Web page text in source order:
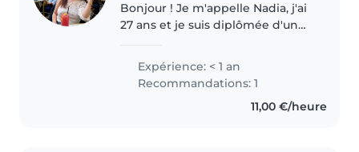
Bonjour ! Je m'appelle Nadia, j'ai
27 ans et je suis diplômée d'un
digitale. J'ai récemment terminé
mon alternance en tant que
chargée de communication, et..
Expérience: < 1 an
Recommandations: 1
11,00 €/heure